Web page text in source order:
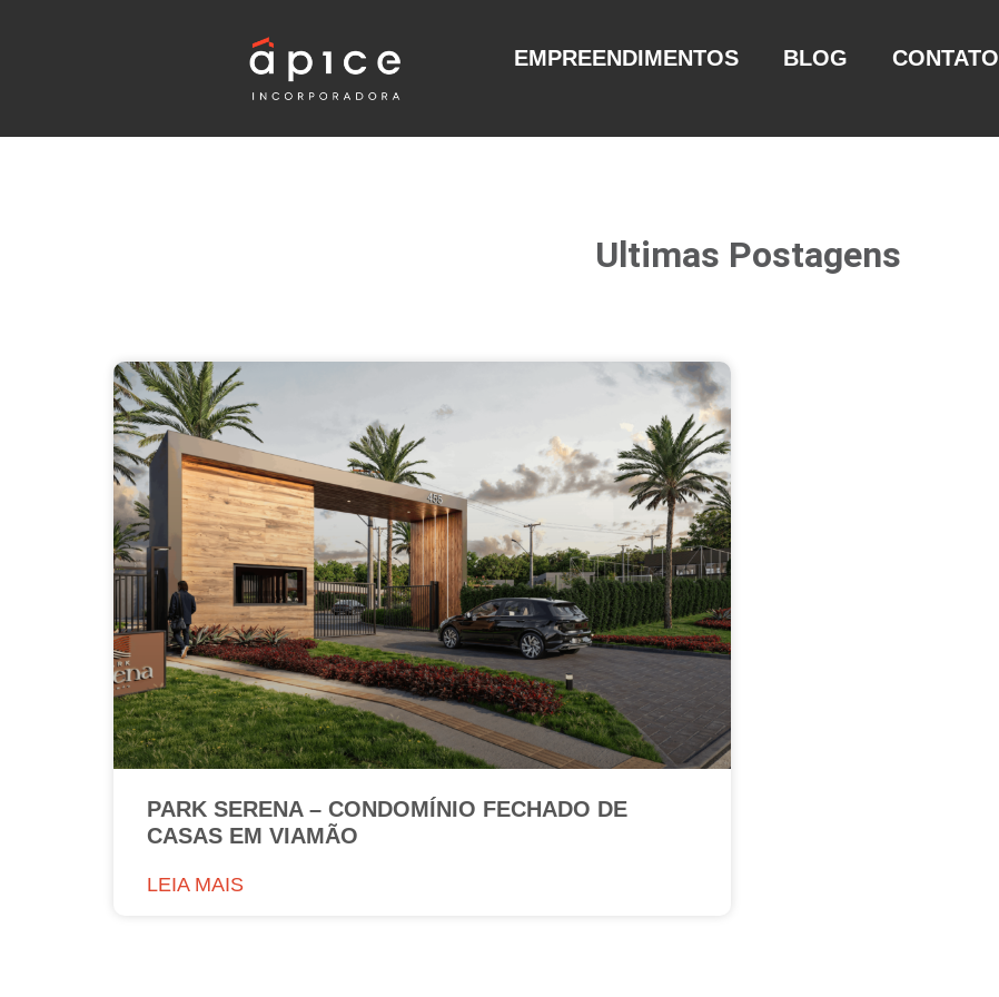
EMPREENDIMENTOS BLOG CONTATO
Ultimas Postagens
PARK SERENA – CONDOMÍNIO FECHADO DE
CASAS EM VIAMÃO
LEIA MAIS